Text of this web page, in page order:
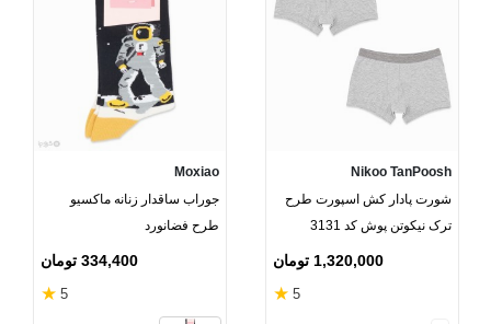
Nikoo TanPoosh
شورت پادار کش اسپورت طرح
ترک نیکوتن پوش کد 3131
1,320,000 تومان
5
★
Moxiao
جوراب ساقدار زنانه ماکسیو
طرح فضانورد
334,400 تومان
5
★